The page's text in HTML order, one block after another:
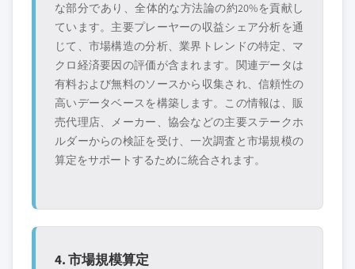
な部分であり、全体的な方法論の約20%を貢献し
ています。主要プレーヤーの収益シェア分析を通
じて、市場構造の分析、業界トレンドの特定、マ
クロ経済要因の評価が含まれます。関連データは
有料および無料のソースから収集され、信頼性の
高いデータベースを構築します。この情報は、販
売代理店、メーカー、協会などの主要ステークホ
ルダーからの検証を受け、一次調査と市場規模の
算定をサポートするために統合されます。
4. 市場規模算定